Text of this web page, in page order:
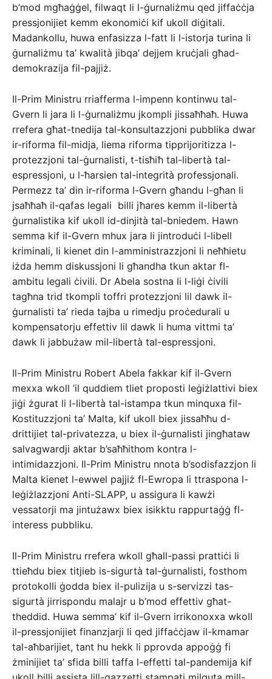
b’mod mgħaġġel, filwaqt li l-ġurnaliżmu qed jiffaċċja
pressjonijiet kemm ekonomiċi kif ukoll diġitali.
Madankollu, huwa enfasizza l-fatt li l-istorja turina li
ġurnaliżmu ta’ kwalità jibqa’ dejjem kruċjali għad-
demokrazija fil-pajjiż.
Il-Prim Ministru rriafferma l-impenn kontinwu tal-
Gvern li jara li l-ġurnaliżmu jkompli jissaħħaħ. Huwa
rrefera għat-tnedija tal-konsultazzjoni pubblika dwar
ir-riforma fil-midja, liema riforma tipprijoritizza l-
protezzjoni tal-ġurnalisti, t-tisħiħ tal-libertà tal-
espressjoni, u l-ħarsien tal-integrità professjonali.
Permezz ta’ din ir-riforma l-Gvern għandu l-għan li
jsaħħaħ il-qafas legali billi jħares kemm il-libertà
ġurnalistika kif ukoll id-dinjità tal-bniedem. Hawn
semma kif il-Gvern mhux jara li jintroduċi l-libell
kriminali, li kienet din l-amministrazzjoni li neħħietu
iżda hemm diskussjoni li għandha tkun aktar fl-
ambitu legali ċivili. Dr Abela sostna li l-liġi ċivili
tagħna trid tkompli toffri protezzjoni lil dawk il-
ġurnalisti ta’ rieda tajba u rimedju proċedurali u
kompensatorju effettiv lil dawk li huma vittmi ta’
dawk li jabbużaw mil-libertà tal-espressjoni.
Il-Prim Ministru Robert Abela fakkar kif il-Gvern
mexxa wkoll ’il quddiem tliet proposti leġiżlattivi biex
jiġi żgurat li l-libertà tal-istampa tkun minquxa fil-
Kostituzzjoni ta’ Malta, kif ukoll biex jissaħħu d-
drittijiet tal-privatezza, u biex il-ġurnalisti jingħataw
salvagwardji aktar b’saħħithom kontra l-
intimidazzjoni. Il-Prim Ministru nnota b’sodisfazzjon li
Malta kienet l-ewwel pajjiż fl-Ewropa li ttraspona l-
leġiżlazzjoni Anti-SLAPP, u assigura li kawżi
vessatorji ma jintużawx biex isikktu rappurtaġġ fl-
interess pubbliku.
Il-Prim Ministru rrefera wkoll għall-passi prattiċi li
ttieħdu biex titjieb is-sigurtà tal-ġurnalisti, fosthom
protokolli ġodda biex il-pulizija u s-servizzi tas-
sigurtà jirrispondu malajr u b’mod effettiv għat-
theddid. Huwa semma’ kif il-Gvern irrikonoxxa wkoll
il-pressjonijiet finanzjarji li qed jiffaċċjaw il-kmamar
tal-aħbarijiet, tant hu hekk li pprovda appoġġ fi
żminijiet ta’ sfida billi taffa l-effetti tal-pandemija kif